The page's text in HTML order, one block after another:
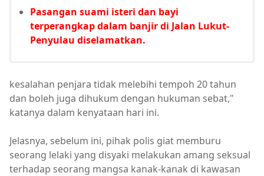
Pasangan suami isteri dan bayi
terperangkap dalam banjir di Jalan Lukut-
Penyulau diselamatkan.
kesalahan penjara tidak melebihi tempoh 20 tahun
dan boleh juga dihukum dengan hukuman sebat,"
katanya dalam kenyataan hari ini.
Jelasnya, sebelum ini, pihak polis giat memburu
seorang lelaki yang disyaki melakukan amang seksual
terhadap seorang mangsa kanak-kanak di kawasan